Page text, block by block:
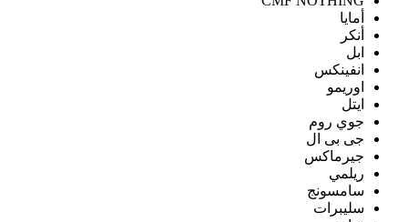
أمايا
أنكر
ابل
انفينكس
اوريمو
ايتل
جوي روم
جى بى ال
جيرماكس
ريلمي
سامسونج
سليبرات